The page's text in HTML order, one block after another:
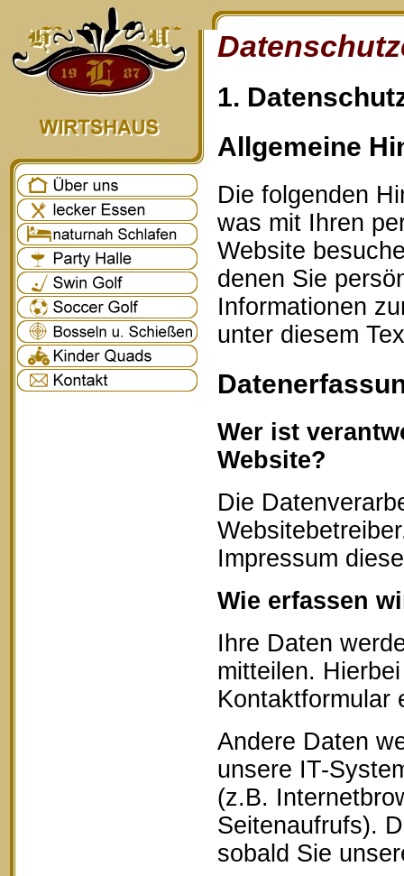
1.
Allgemeine
Die folgenden
was mit Ihren
Website
denen Sie
Informationen
unter diesem
Wer ist
Website?
Die
Impressum
Wie erfassen
Ihre Daten
mitteilen.
Kontaktformular
Andere Daten
unsere IT-
(z.B.
Seitenaufrufs).
sobald Sie